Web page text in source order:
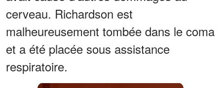
cerveau. Richardson est
malheureusement tombée dans le coma
et a été placée sous assistance
respiratoire.